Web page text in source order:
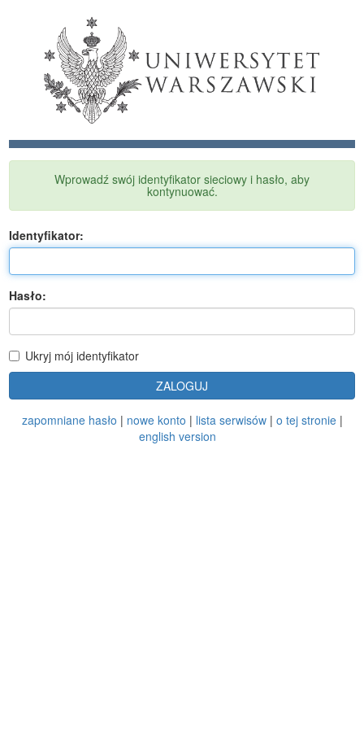
Wprowadź swój identyfikator sieciowy i hasło, aby
kontynuować.
Identyfikator:
Hasło:
Ukryj mój identyfikator
ZALOGUJ
zapomniane hasło | nowe konto | lista serwisów| o tej stronie|
english version